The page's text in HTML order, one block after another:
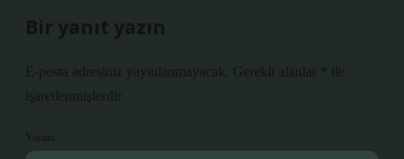
Bir yanıt yazın
E-posta adresiniz yayınlanmayacak. Gerekli alanlar
ile
işaretlenmişlerdir
Yorum